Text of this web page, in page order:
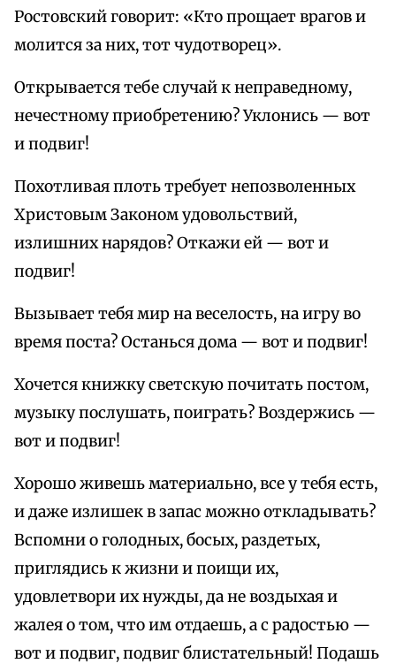
Ростовский говорит: «Кто прощает врагов и
молится за них, тот чудотворец».
Открывается тебе случай к неправедному,
нечестному приобретению? Уклонись — вот
и подвиг!
Похотливая плоть требует непозволенных
Христовым Законом удовольствий,
излишних нарядов? Откажи ей — вот и
подвиг!
Вызывает тебя мир на веселость, на игру во
время поста? Останься дома — вот и подвиг!
Хочется книжку светскую почитать постом,
музыку послушать, поиграть? Воздержись —
вот и подвиг!
Хорошо живешь материально, все у тебя есть,
и даже излишек в запас можно откладывать?
Вспомни о голодных, босых, раздетых,
приглядись к жизни и поищи их,
удовлетвори их нужды, да не воздыхая и
жалея о том, что им отдаешь, а с радостью —
вот и подвиг, подвиг блистательный! Подашь